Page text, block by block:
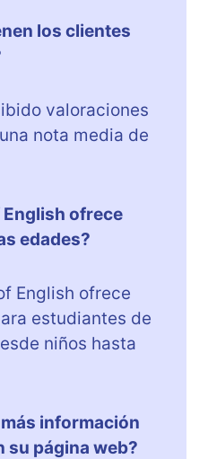
los clientes
valoraciones
nota media de
English ofrece
edades?
English ofrece
estudiantes de
niños hasta
información
su página web?